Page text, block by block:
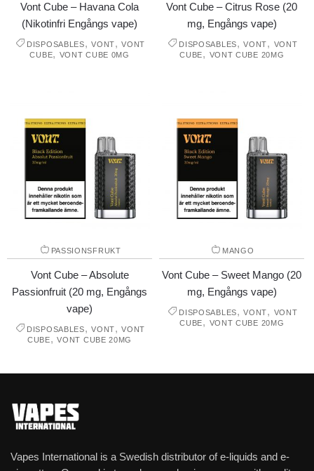
Vont Cube – Havana Cola
(Nikotinfri Engångs vape)
DISPOSABLES,VONT,VONT
CUBE, VONT CUBE 0MG
Vont Cube – Citrus Rose (20
mg, Engångs vape)
DISPOSABLES,VONT, VONT
CUBE, VONT CUBE 20MG
PASSIONSFRUKT
Vont Cube – Absolute
Passionfruit (20 mg, Engångs
vape)
DISPOSABLES,VONT,VONT
CUBE,VONT CUBE 20MG
MANGO
Vont Cube – Sweet Mango (20
mg, Engångs vape)
DISPOSABLES,VONT, VONT
CUBE, VONT CUBE 20MG
Vapes International is a Swedish distributor of e-liquids and e-